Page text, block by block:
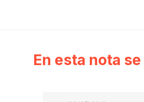
En esta nota